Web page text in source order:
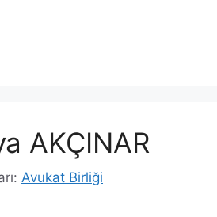
AKÇINAR
Avukat Birliği